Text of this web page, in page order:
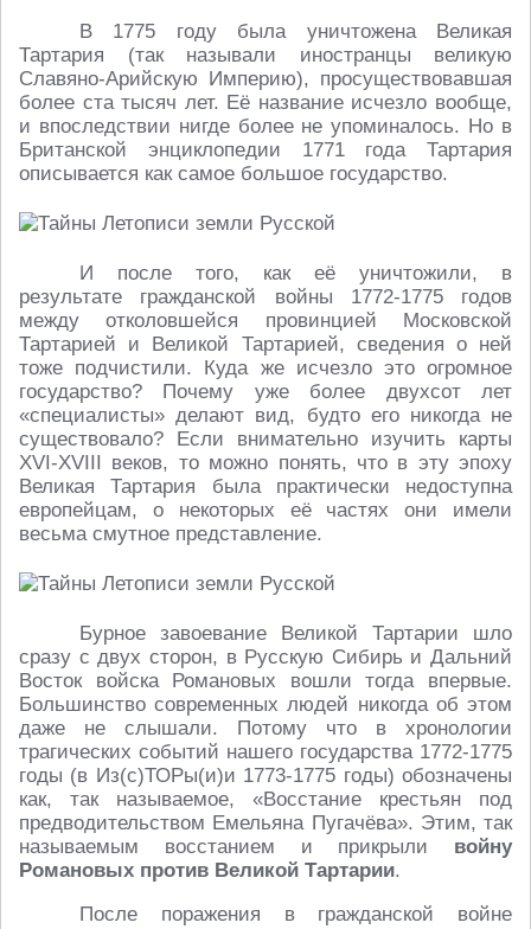
В 1775 году была уничтожена Великая
Тартария (так называли иностранцы великую
Славяно-Арийскую Империю), просуществовавшая
более ста тысяч лет. Её название исчезло вообще,
и впоследствии нигде более не упоминалось. Но в
Британской энциклопедии 1771 года Тартария
описывается как самое большое государство.
И после того, как её уничтожили, в
результате гражданской войны 1772-1775 годов
между отколовшейся провинцией Московской
Тартарией и Великой Тартарией, сведения о ней
тоже подчистили. Куда же исчезло это огромное
государство? Почему уже более двухсот лет
«специалисты» делают вид, будто его никогда не
существовало? Если внимательно изучить карты
XVI-XVIII веков, то можно понять, что в эту эпоху
Великая Тартария была практически недоступна
европейцам, о некоторых её частях они имели
весьма смутное представление.
Бурное завоевание Великой Тартарии шло
сразу с двух сторон, в Русскую Сибирь и Дальний
Восток войска Романовых вошли тогда впервые.
Большинство современных людей никогда об этом
даже не слышали. Потому что в хронологии
трагических событий нашего государства 1772-1775
годы (в Из(с)ТОРы(и)и 1773-1775 годы) обозначены
как, так называемое, «Восстание крестьян под
предводительством Емельяна Пугачёва». Этим, так
называемым восстанием и прикрыли войну
Романовых против Великой Тартарии.
После поражения в гражданской войне